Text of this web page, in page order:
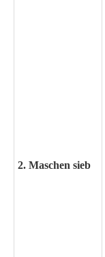
2. Maschen sieb